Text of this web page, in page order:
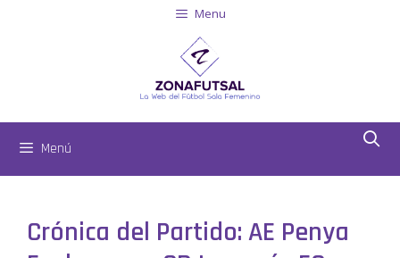
Menu
Menú
Crónica del Partido: AE Penya